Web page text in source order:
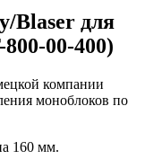
Blaser для
00-400)
компании
моноблоков по
160 мм.